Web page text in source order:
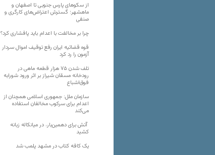
از سکوهای پارس جنوبی تا اصفهان و
ماهشهر؛ گسترش اعتراض‌های کارگری و
صنفی
چرا بر مخالفت با اعدام باید پافشاری کرد؟
قوه قضائیه ایران رفع توقیف اموال سردار
آزمون را رد کرد
تلف شدن ۷۵ هزار قطعه ماهی در
رودخانه مسقان شیراز بر اثر ورود شورابه
فوق‌اشباع
سازمان ملل: جمهوری اسلامی همچنان از
اعدام برای سرکوب مخالفان استفاده
می‌کند
آتش برای دهمین‌بار، در میانکاله زبانه
کشید
یک کافه کتاب در مشهد پلمب شد